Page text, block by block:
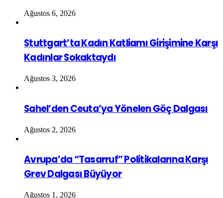
Ağustos 6, 2026
Stuttgart’ta Kadın Katliamı Girişimine Karşı
Kadınlar Sokaktaydı
Ağustos 3, 2026
Sahel’den Ceuta’ya Yönelen Göç Dalgası
Ağustos 2, 2026
Avrupa’da “Tasarruf” Politikalarına Karşı
Grev Dalgası Büyüyor
Ağustos 1, 2026